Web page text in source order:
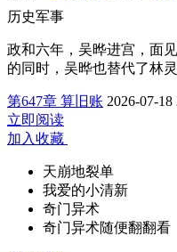
历史军事
政和六年，吴晔进宫，面
的同时，吴晔也替代了林
第647章 算旧账 2026-07-18
立即阅读
加入收藏
天崩地裂单
我爱的小清新
奇门异术
奇门异术随便翻翻看